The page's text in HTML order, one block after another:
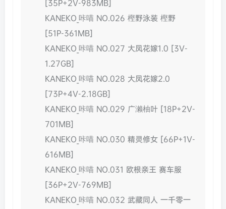
[35P+2V-983MB]
KANEKO_咔喵 NO.026 樫野泳装 樫野
[51P-361MB]
KANEKO_咔喵 NO.027 大凤花嫁1.0 [3V-
1.27GB]
KANEKO_咔喵 NO.028 大凤花嫁2.0
[73P+4V-2.18GB]
KANEKO_咔喵 NO.029 广濑柚叶 [18P+2V-
701MB]
KANEKO_咔喵 NO.030 精灵修女 [66P+1V-
616MB]
KANEKO_咔喵 NO.031 欧根亲王 赛车服
[36P+2V-769MB]
KANEKO_咔喵 NO.032 武藏同人 一千零一